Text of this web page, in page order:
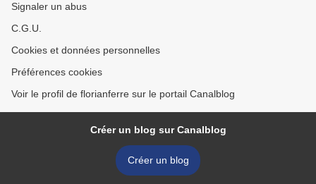
Signaler un abus
C.G.U.
Cookies et données personnelles
Préférences cookies
Voir le profil de florianferre sur le portail Canalblog
Créer un blog sur Canalblog
Créer un blog